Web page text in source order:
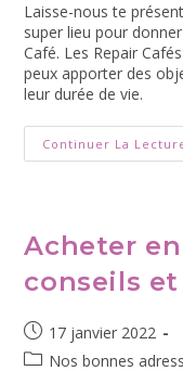
Laisse-nous te
super lieu pour
Café. Les Repair
peux apporter des
leur durée de vie.
Continuer La
Acheter
conseils
17 janvier 2022
Nos bonnes